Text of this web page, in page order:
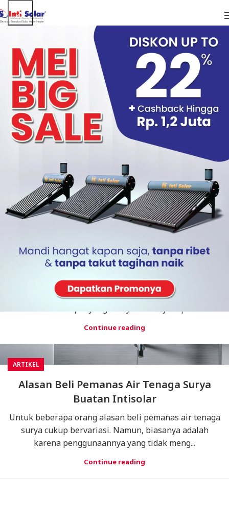
03
AUG
Jasa Servis Pemanas Air Tenaga Matahari
Intisolar
Mencari jasa servis pemanas air tenaga matahari
Intisolar memang bukanlah hal yang mudah. Banyak
Continue reading
08
ARTIKEL
Alasan Beli Pemanas Air Tenaga Surya
Buatan Intisolar
Untuk beberapa orang alasan beli pemanas air tenaga
surya cukup bervariasi. Namun, biasanya adalah
karena penggunaannya yang tidak meng...
Continue reading